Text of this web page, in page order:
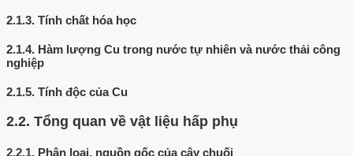
2.1.3. Tính chất hóa học
2.1.4. Hàm lượng Cu trong nước tự nhiên và nước thải công
nghiệp
2.1.5. Tính độc của Cu
2.2. Tổng quan về vật liệu hấp phụ
2.2.1. Phân loại, nguồn gốc của cây chuối